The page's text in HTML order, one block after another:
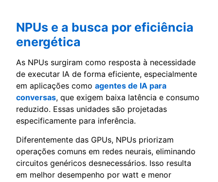
NPUs e a busca por eficiência
energética
As NPUs surgiram como resposta à necessidade
de executar IA de forma eficiente, especialmente
em aplicações como agentes de IA para
conversas, que exigem baixa latência e consumo
reduzido. Essas unidades são projetadas
especificamente para inferência.
Diferentemente das GPUs, NPUs priorizam
operações comuns em redes neurais, eliminando
circuitos genéricos desnecessários. Isso resulta
em melhor desempenho por watt e menor